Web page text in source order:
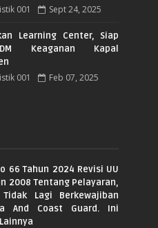
001 Sept 24, 2025
Learning Center, Siap
Keaganan Kapal
001 Feb 07, 2025
66 Tahun 2024 Revisi UU
2008 Tentang Pelayaran,
Tidak Lagi Berkewajiban
And Coast Guard. Ini